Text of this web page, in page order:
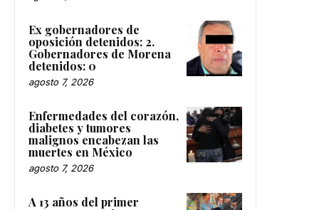
Ex gobernadores de
oposición detenidos: 2.
Gobernadores de Morena
detenidos: 0
agosto 7, 2026
Enfermedades del corazón,
diabetes y tumores
malignos encabezan las
muertes en México
agosto 7, 2026
A 13 años del primer